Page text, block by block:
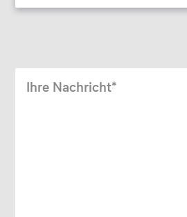
Ihre Nachricht